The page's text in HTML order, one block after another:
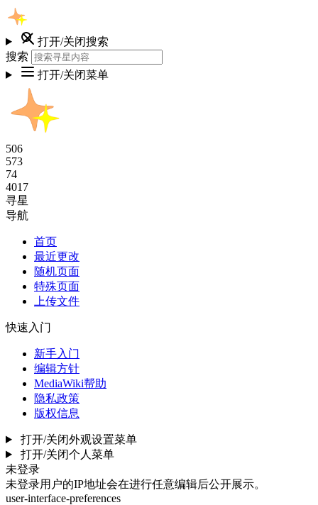
打开/关闭搜索
搜索
打开/关闭菜单
506
573
74
4017
寻星
导航
首页
最近更改
随机页面
特殊页面
上传文件
快速入门
新手入门
编辑方针
MediaWiki帮助
隐私政策
版权信息
打开/关闭外观设置菜单
打开/关闭个人菜单
未登录
未登录用户的IP地址会在进行任意编辑后公开展示。
user-interface-preferences